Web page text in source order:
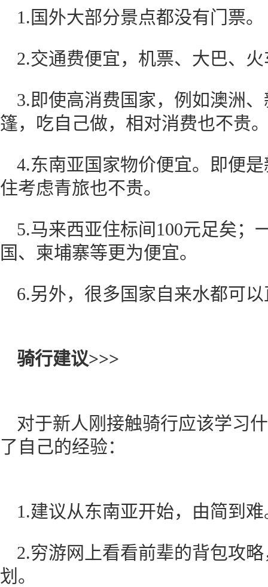
1.国外大部分景点都没有门
2.交通费便宜，机票、大巴
3.即使高消费国家，例如澳洲
篷，吃自己做，相对消费也
4.东南亚国家物价便宜。即便
住考虑青旅也不贵。
5.马来西亚住标间100元足矣；
国、柬埔寨等更为便宜。
6.另外，很多国家自来水都可
骑行建议>>>
对于新人刚接触骑行应该学习
了自己的经验：
1.建议从东南亚开始，由简
2.穷游网上看看前辈的背包攻
划。